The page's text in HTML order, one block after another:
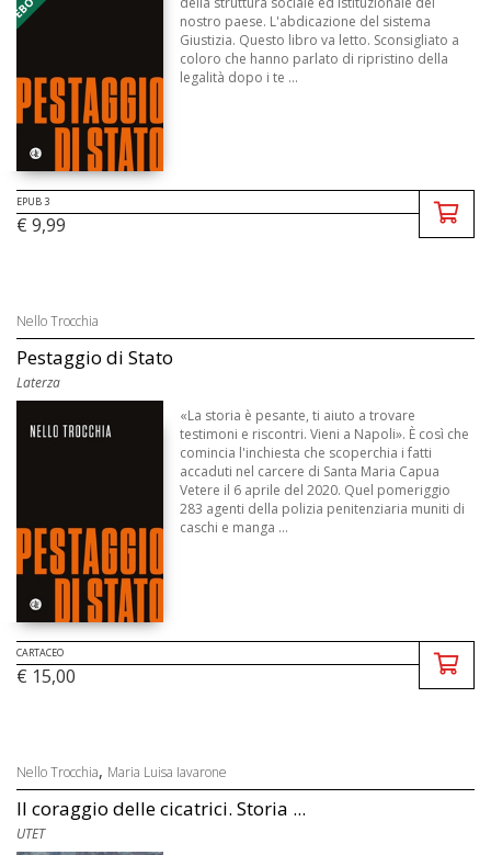
nostro paese. L'abdicazione del sistema
Giustizia. Questo libro va letto. Sconsigliato a
coloro che hanno parlato di ripristino della
legalità dopo i te ...
EPUB 3
€ 9,99
Nello Trocchia
Pestaggio di Stato
Laterza
«La storia è pesante, ti aiuto a trovare
testimoni e riscontri. Vieni a Napoli». È così che
comincia l'inchiesta che scoperchia i fatti
accaduti nel carcere di Santa Maria Capua
Vetere il 6 aprile del 2020. Quel pomeriggio
283 agenti della polizia penitenziaria muniti di
caschi e manga ...
CARTACEO
€ 15,00
Nello Trocchia, Maria Luisa Iavarone
Il coraggio delle cicatrici. Storia ...
UTET